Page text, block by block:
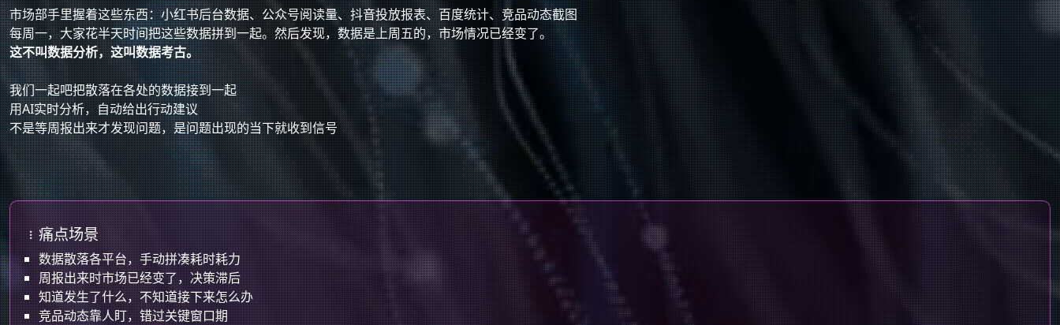
市场部手里握着这些东西：小红书后台数据、公众号阅读量、抖音投放报表、百度统计、竞品动态截图
每周一，大家花半天时间把这些数据拼到一起。然后发现，数据是上周五的，市场情况已经变了。
这不叫数据分析，这叫数据考古。
我们一起吧把散落在各处的数据接到一起
用AI实时分析，自动给出行动建议
不是等周报出来才发现问题，是问题出现的当下就收到信号
AI数据分析详情
痛点场景
数据散落各平台，手动拼凑耗时耗力
周报出来时市场已经变了，决策滞后
知道发生了什么，不知道接下来怎么办
竞品动态靠人盯，错过关键窗口期